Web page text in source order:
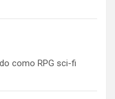
como RPG sci-fi